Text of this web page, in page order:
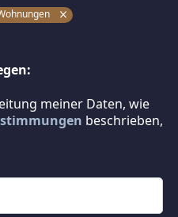
meiner Daten, wie
beschrieben,